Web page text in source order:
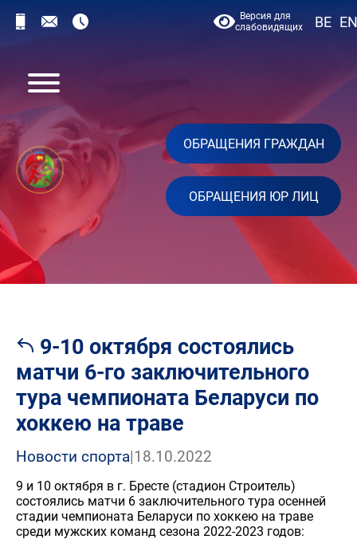
Версия для
слабовидящих
BE EN
ОБРАЩЕНИЯ ГРАЖДАН
ОБРАЩЕНИЯ ЮР ЛИЦ
9-10 октября состоялись
матчи 6-го заключительного
тура чемпионата Беларуси по
хоккею на траве
Новости спорта|18.10.2022
9 и 10 октября в г. Бресте (стадион Строитель)
состоялись матчи 6 заключительного тура осенней
стадии чемпионата Беларуси по хоккею на траве
среди мужских команд сезона 2022-2023 годов: